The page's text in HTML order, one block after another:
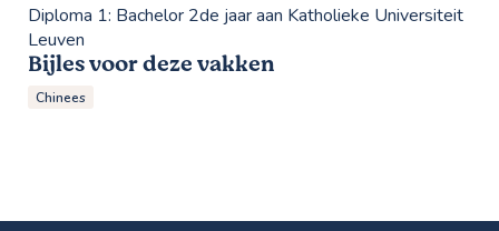
Diploma 1: Bachelor 2de jaar aan Katholieke Universiteit
Leuven
Bijles voor deze vakken
Chinees